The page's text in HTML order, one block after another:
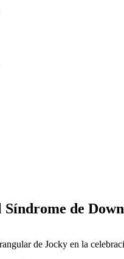
Síndrome de Down
de Jocky en la